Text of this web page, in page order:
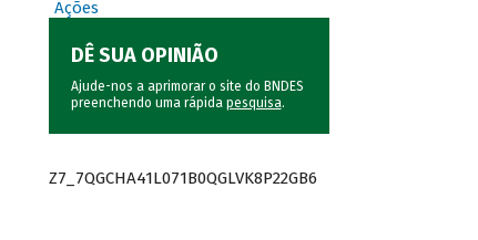
Ações
DÊ SUA OPINIÃO
Ajude-nos a aprimorar o site do BNDES
preenchendo uma rápida pesquisa.
Z7_7QGCHA41L071B0QGLVK8P22GB6